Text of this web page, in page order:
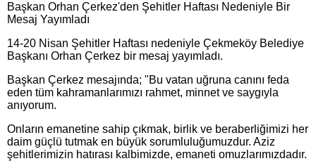
Başkan Orhan Çerkez'den Şehitler Haftası Nedeniyle Bir
Mesaj Yayımladı
14-20 Nisan Şehitler Haftası nedeniyle Çekmeköy Belediye
Başkanı Orhan Çerkez bir mesaj yayımladı.
Başkan Çerkez mesajında; "Bu vatan uğruna canını feda
eden tüm kahramanlarımızı rahmet, minnet ve saygıyla
anıyorum.
Onların emanetine sahip çıkmak, birlik ve beraberliğimizi her
daim güçlü tutmak en büyük sorumluluğumuzdur. Aziz
şehitlerimizin hatırası kalbimizde, emaneti omuzlarımızdadır.